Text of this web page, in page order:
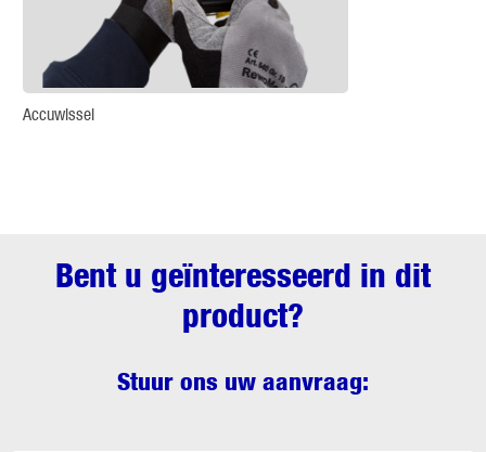
Accuwissel
Bent u geïnteresseerd in dit
product?
Stuur ons uw aanvraag: